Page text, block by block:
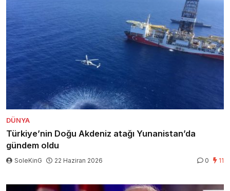
DÜNYA
Türkiye’nin Doğu Akdeniz atağı Yunanistan’da
gündem oldu
SoleKinG 22 Haziran 2026 0 11